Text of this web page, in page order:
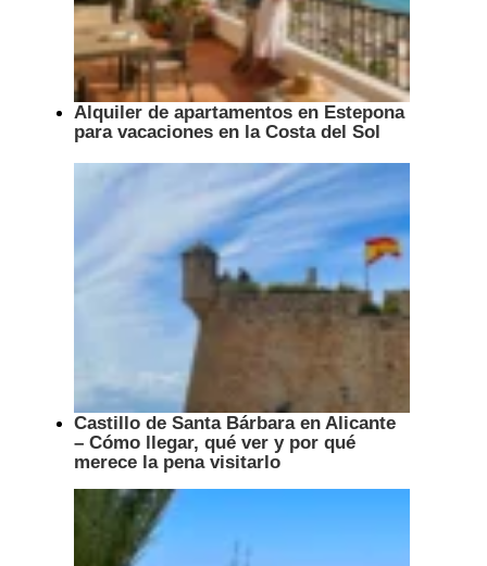
Alquiler de apartamentos en Estepona
para vacaciones en la Costa del Sol
Castillo de Santa Bárbara en Alicante
– Cómo llegar, qué ver y por qué
merece la pena visitarlo